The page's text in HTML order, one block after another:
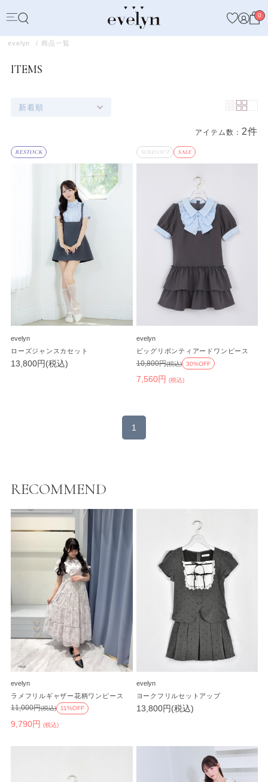
0
evelyn 商品一覧
ITEMS
新着順
アイテム数：2件
商品一覧
RESTOCK
evelyn
ローズジャンスカセット
13,800円(税込)
SOLD OUT SALE
evelyn
ビッグリボンティアードワンピース
7,560円 (税込)
10,800円(税込) 30%OFF
1
RECOMMEND
evelyn
ラメフリルギャザー花柄ワンピース
9,790円 (税込)
11,000円(税込) 11%OFF
evelyn
ヨークフリルセットアップ
13,800円(税込)